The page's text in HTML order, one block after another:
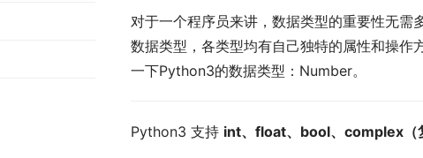
对于一个程序员来讲，数据类型的重要性无需
数据类型，各类型均有自己独特的属性和操作
一下Python3的数据类型：Number。
Python3 支持 int、float、bool、complex（